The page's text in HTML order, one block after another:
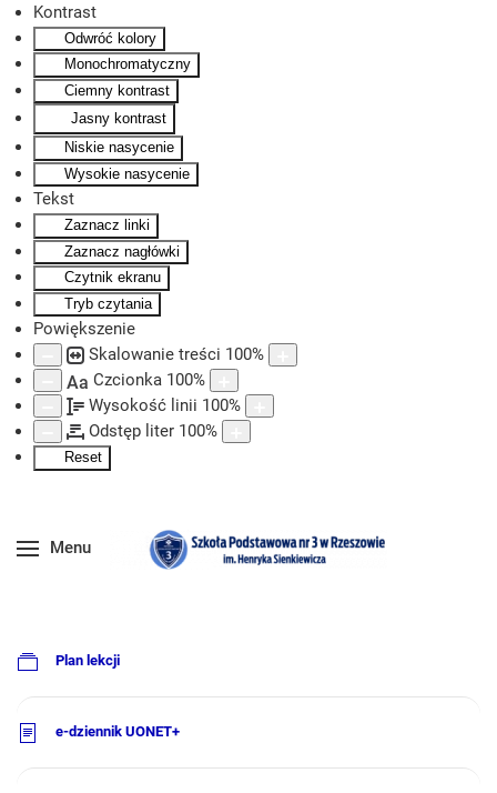
Kontrast
Odwróć kolory
Monochromatyczny
Ciemny kontrast
Jasny kontrast
Niskie nasycenie
Wysokie nasycenie
Tekst
Zaznacz linki
Zaznacz nagłówki
Czytnik ekranu
Tryb czytania
Powiększenie
Skalowanie treści 100%
Aa Czcionka 100%
Wysokość linii 100%
Odstęp liter 100%
Reset
Skip to main content
Menu
Plan lekcji
e-dziennik UONET+